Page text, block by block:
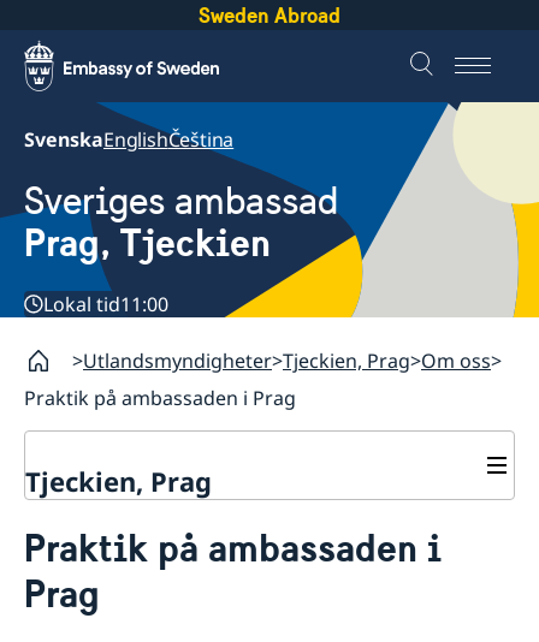
Sweden Abroad
SvenskaEnglishČeština
Sveriges ambassad
Prag, Tjeckien
Lokal tid11:00
Utlandsmyndigheter Tjeckien, Prag Om oss
Praktik på ambassaden i Prag
Tjeckien, Prag
Om oss
Ambassadören
Försvarsavdelningen
Praktik på ambassaden i
Prag